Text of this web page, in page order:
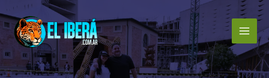
al
contenido